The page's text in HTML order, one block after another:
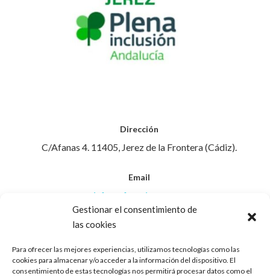
Gestionar el consentimiento de
las cookies
Para ofrecer las mejores experiencias, utilizamos tecnologías como las
cookies para almacenar y/o acceder a la información del dispositivo. El
consentimiento de estas tecnologías nos permitirá procesar datos como el
Dirección
C/Afanas 4. 11405, Jerez de la Frontera (Cádiz).
Email
info@afanasjerez.com